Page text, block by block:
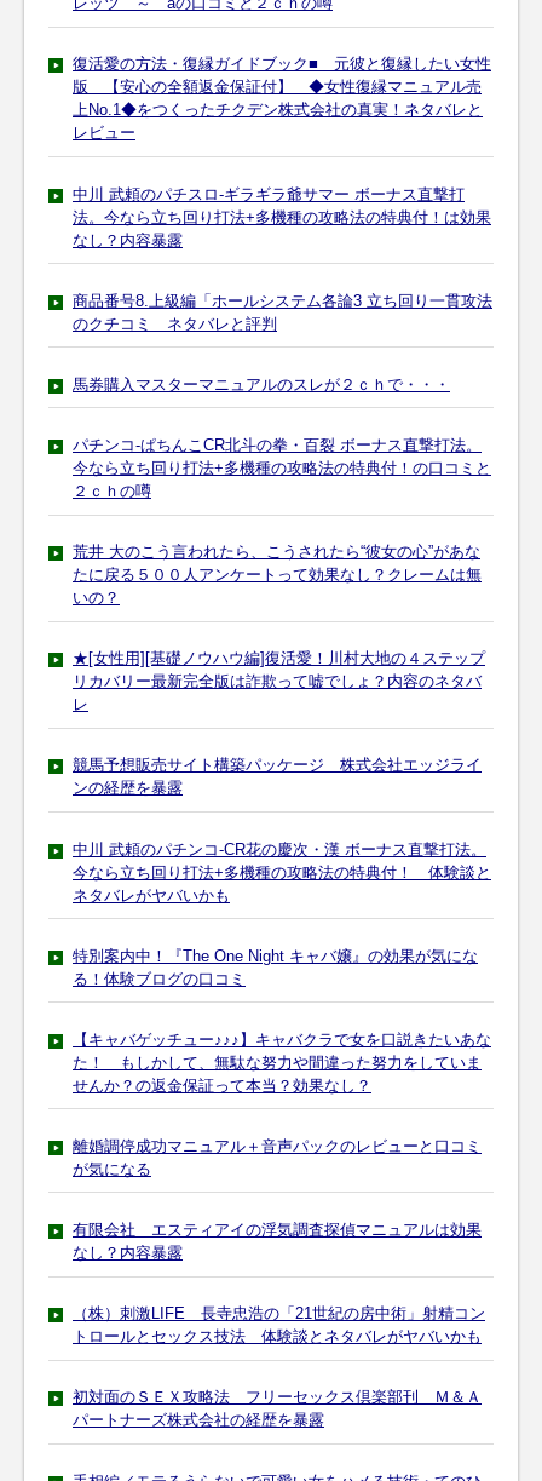
復活愛の方法・復縁ガイドブック■ 元彼と復縁したい女性
版 【安心の全額返金保証付】 ◆女性復縁マニュアル売
上No.1◆をつくったチクデン株式会社の真実！ネタバレと
レビュー
中川 武頼のパチスロ-ギラギラ爺サマー ボーナス直撃打
法。今なら立ち回り打法+多機種の攻略法の特典付！は効果
なし？内容暴露
商品番号8.上級編「ホールシステム各論3 立ち回り一貫攻法
のクチコミ ネタバレと評判
馬券購入マスターマニュアルのスレが２ｃｈで・・・
パチンコ-ぱちんこCR北斗の拳・百裂 ボーナス直撃打法。
今なら立ち回り打法+多機種の攻略法の特典付！の口コミと
２ｃｈの噂
荒井 大のこう言われたら、こうされたら“彼女の心”があな
たに戻る５００人アンケートって効果なし？クレームは無
いの？
★[女性用][基礎ノウハウ編]復活愛！川村大地の４ステップ
リカバリー最新完全版は詐欺って嘘でしょ？内容のネタバ
レ
競馬予想販売サイト構築パッケージ 株式会社エッジライ
ンの経歴を暴露
中川 武頼のパチンコ-CR花の慶次・漢 ボーナス直撃打法。
今なら立ち回り打法+多機種の攻略法の特典付！ 体験談と
ネタバレがヤバいかも
特別案内中！『The One Night キャバ嬢』の効果が気にな
る！体験ブログの口コミ
【キャバゲッチュー♪♪♪】キャバクラで女を口説きたいあな
た！ もしかして、無駄な努力や間違った努力をしていま
せんか？の返金保証って本当？効果なし？
離婚調停成功マニュアル＋音声パックのレビューと口コミ
が気になる
有限会社 エスティアイの浮気調査探偵マニュアルは効果
なし？内容暴露
（株）刺激LIFE 長寺忠浩の「21世紀の房中術」射精コン
トロールとセックス技法 体験談とネタバレがヤバいかも
初対面のＳＥＸ攻略法 フリーセックス倶楽部刊 Ｍ＆Ａ
パートナーズ株式会社の経歴を暴露